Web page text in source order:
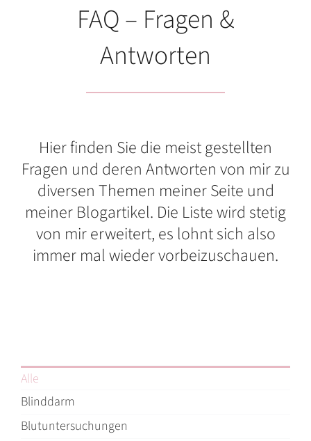
FAQ – Fragen &
Antworten
Hier finden Sie die meist gestellten
Fragen und deren Antworten von mir zu
diversen Themen meiner Seite und
meiner Blogartikel. Die Liste wird stetig
von mir erweitert, es lohnt sich also
immer mal wieder vorbeizuschauen.
Alle
Blinddarm
Blutuntersuchungen